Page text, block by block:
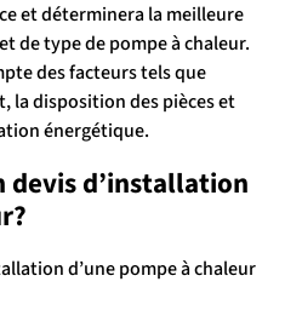
et déterminera la meilleure
de type de pompe à chaleur.
des facteurs tels que
la disposition des pièces et
énergétique.
devis d’installation
d’une pompe à chaleur